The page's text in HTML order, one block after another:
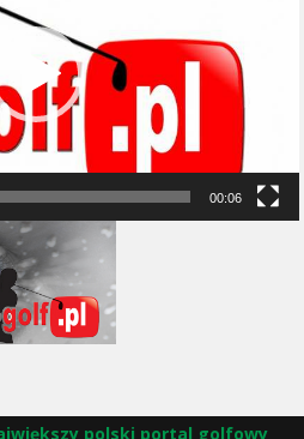
00:06
polski portal golfowy